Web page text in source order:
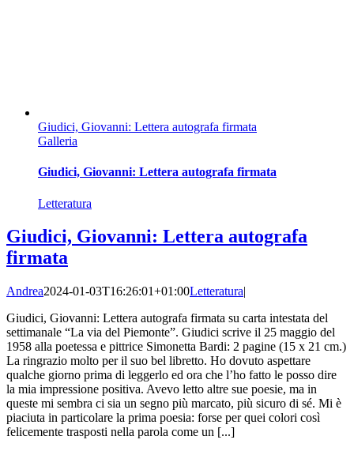
Giudici, Giovanni: Lettera autografa firmata
Galleria
Giudici, Giovanni: Lettera autografa firmata
Letteratura
Giudici, Giovanni: Lettera autografa
firmata
Andrea2024-01-03T16:26:01+01:00Letteratura|
Giudici, Giovanni: Lettera autografa firmata su carta intestata del
settimanale “La via del Piemonte”. Giudici scrive il 25 maggio del
1958 alla poetessa e pittrice Simonetta Bardi: 2 pagine (15 x 21 cm.)
La ringrazio molto per il suo bel libretto. Ho dovuto aspettare
qualche giorno prima di leggerlo ed ora che l’ho fatto le posso dire
la mia impressione positiva. Avevo letto altre sue poesie, ma in
queste mi sembra ci sia un segno più marcato, più sicuro di sé. Mi è
piaciuta in particolare la prima poesia: forse per quei colori così
felicemente trasposti nella parola come un [...]